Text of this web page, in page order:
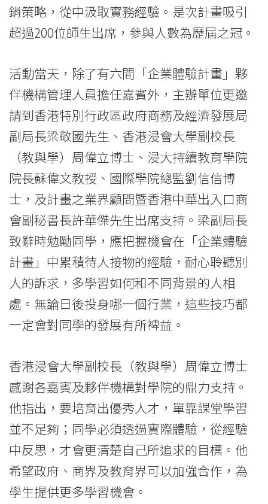
國
際
學
院
香
港
浸
會
大
學
銷策略，從中汲取實務經驗。是次計畫吸引
超過200位師生出席，參與人數為歷屆之冠。
活動當天，除了有六間「企業體驗計畫」夥
伴機構管理人員擔任嘉賓外，主辦單位更邀
請到香港特別行政區政府商務及經濟發展局
副局長梁敬國先生、香港浸會大學副校長
（教與學）周偉立博士、浸大持續教育學院
院長蘇偉文教授、國際學院總監劉信信博
士，及計畫之業界顧問暨香港中華出入口商
會副秘書長許華傑先生出席支持。梁副局長
致辭時勉勵同學，應把握機會在「企業體驗
計畫」中累積待人接物的經驗，耐心聆聽別
人的訴求，多學習如何和不同背景的人相
處。無論日後投身哪一個行業，這些技巧都
一定會對同學的發展有所裨益。
香港浸會大學副校長（教與學）周偉立博士
感謝各嘉賓及夥伴機構對學院的鼎力支持。
他指出，要培育出優秀人才，單靠課堂學習
並不足夠；同學必須透過實際體驗，從經驗
中反思，才會更清楚自己所追求的目標。他
希望政府、商界及教育界可以加強合作，為
學生提供更多學習機會。